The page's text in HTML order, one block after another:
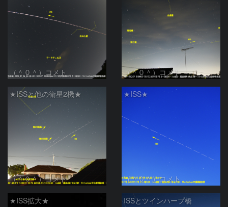
（＾０＾）コメト （＾０＾）コメト
★ISSと他の衛星2機★
（＾０＾）コメト
★ISS★
（＾０＾）コメト
★ISS拡大★ ISSとツインハープ橋